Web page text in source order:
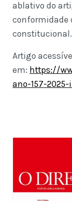
ablativo do
conformidade
constitucional.
Artigo acessível
em: https://
ano-157-2025-